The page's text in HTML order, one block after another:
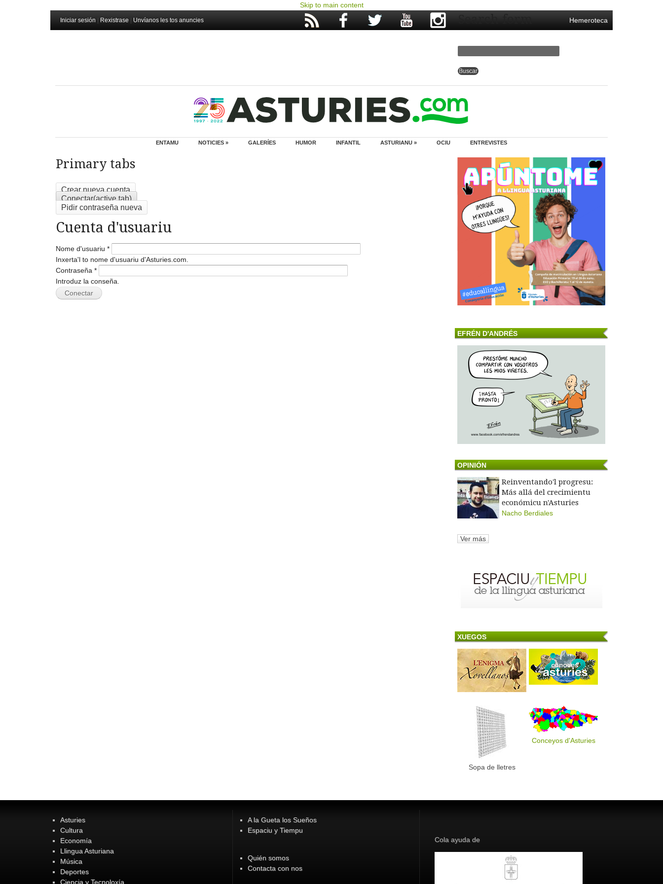
Skip to main content
Iniciar sesión Rexistrase Unvíanos les tos anuncies Hemeroteca
Search form
ENTAMU NOTICIES » GALERÍES HUMOR INFANTIL ASTURIANU » OCIU ENTREVISTES
Primary tabs
Crear nueva cuenta
Conectar(active tab)
Pidir contraseña nueva
Cuenta d'usuariu
Nome d'usuariu *
Inxerta'l to nome d'usuariu d'Asturies.com.
Contraseña *
Introduz la conseña.
EFRÉN D'ANDRÉS
OPINIÓN
Reinventando'l progresu:
Más allá del crecimientu
económicu n'Asturies
Nacho Berdiales
Ver más
XUEGOS
Sopa de lletres
Conceyos d'Asturies
Asturies
Cultura
Economía
Llingua Asturiana
Música
Deportes
Ciencia y Tecnoloxía
A la Gueta los Sueños
Espaciu y Tiempu
Quién somos
Contacta con nos
Cola ayuda de